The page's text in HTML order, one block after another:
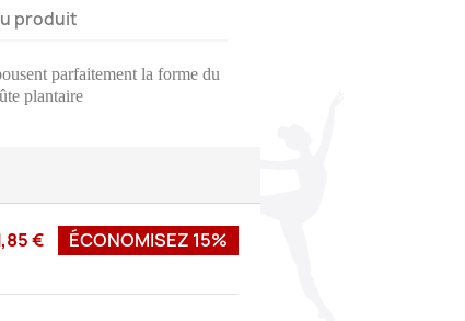
produit
parfaitement la forme du
plantaire
€ ÉCONOMISEZ 15%